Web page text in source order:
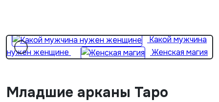
Какой мужчина
нужен женщине
Женская магия
Младшие арканы Таро